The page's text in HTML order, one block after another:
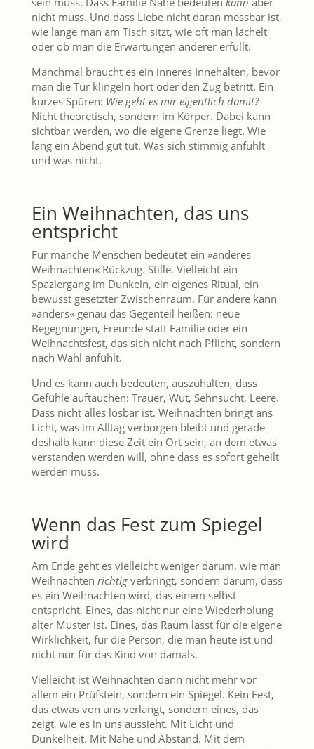
nicht muss. Und dass Liebe nicht daran messbar ist,
wie lange man am Tisch sitzt, wie oft man lächelt
oder ob man die Erwartungen anderer erfüllt.
Manchmal braucht es ein inneres Innehalten, bevor
man die Tür klingeln hört oder den Zug betritt. Ein
kurzes Spüren: Wie geht es mir eigentlich damit?
Nicht theoretisch, sondern im Körper. Dabei kann
sichtbar werden, wo die eigene Grenze liegt. Wie
lang ein Abend gut tut. Was sich stimmig anfühlt
und was nicht.
Ein Weihnachten, das uns
entspricht
Für manche Menschen bedeutet ein »anderes
Weihnachten« Rückzug. Stille. Vielleicht ein
Spaziergang im Dunkeln, ein eigenes Ritual, ein
bewusst gesetzter Zwischenraum. Für andere kann
»anders« genau das Gegenteil heißen: neue
Begegnungen, Freunde statt Familie oder ein
Weihnachtsfest, das sich nicht nach Pflicht, sondern
nach Wahl anfühlt.
Und es kann auch bedeuten, auszuhalten, dass
Gefühle auftauchen: Trauer, Wut, Sehnsucht, Leere.
Dass nicht alles lösbar ist. Weihnachten bringt ans
Licht, was im Alltag verborgen bleibt und gerade
deshalb kann diese Zeit ein Ort sein, an dem etwas
verstanden werden will, ohne dass es sofort geheilt
werden muss.
Wenn das Fest zum Spiegel
wird
Am Ende geht es vielleicht weniger darum, wie man
Weihnachten richtigverbringt, sondern darum, dass
es ein Weihnachten wird, das einem selbst
entspricht. Eines, das nicht nur eine Wiederholung
alter Muster ist. Eines, das Raum lässt für die eigene
Wirklichkeit, für die Person, die man heute ist und
nicht nur für das Kind von damals.
Vielleicht ist Weihnachten dann nicht mehr vor
allem ein Prüfstein, sondern ein Spiegel. Kein Fest,
das etwas von uns verlangt, sondern eines, das
zeigt, wie es in uns aussieht. Mit Licht und
Dunkelheit. Mit Nähe und Abstand. Mit dem